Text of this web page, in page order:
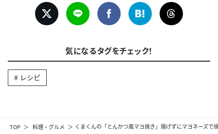
TOP 料理・グルメ くまくんの「とんかつ風マヨ焼き」揚げずにマヨネーズで
気になるタグをチェック！
レシピ